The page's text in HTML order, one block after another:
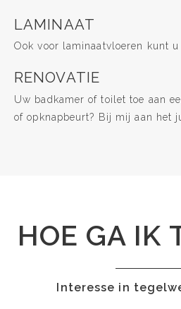
LAMINAAT
Ook voor laminaatvloeren kunt
RENOVATIE
Uw badkamer of toilet toe aan
of opknapbeurt? Bij mij aan het
HOE GA IK
Interesse in